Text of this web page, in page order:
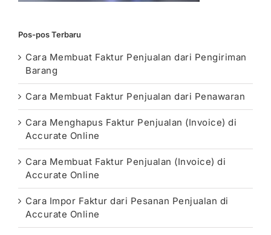
Pos-pos Terbaru
Cara Membuat Faktur Penjualan dari Pengiriman
Barang
Cara Membuat Faktur Penjualan dari Penawaran
Cara Menghapus Faktur Penjualan (Invoice) di
Accurate Online
Cara Membuat Faktur Penjualan (Invoice) di
Accurate Online
Cara Impor Faktur dari Pesanan Penjualan di
Accurate Online